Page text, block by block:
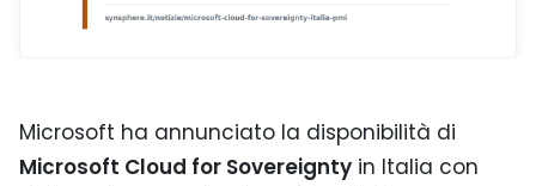
Microsoft ha annunciato la disponibilità di
Microsoft Cloud for Sovereignty in Italia con